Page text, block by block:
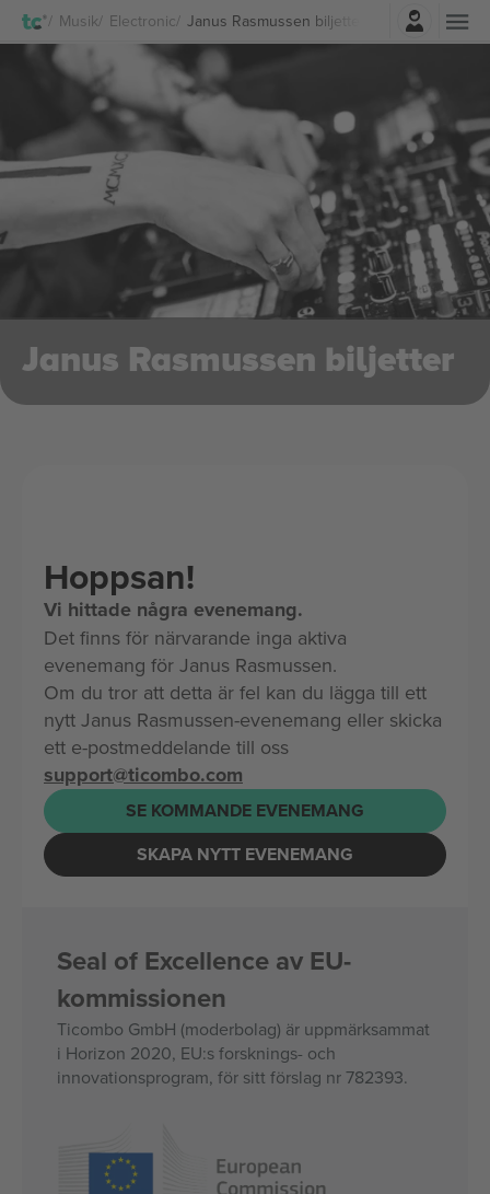
Musik Electronic Janus Rasmussen biljetter
Logga in
Janus Rasmussen biljetter
Hoppsan!
Vi hittade några evenemang.
Det finns för närvarande inga aktiva
evenemang för Janus Rasmussen.
Om du tror att detta är fel kan du lägga till ett
nytt Janus Rasmussen-evenemang eller skicka
ett e-postmeddelande till oss
support@ticombo.com
SE KOMMANDE EVENEMANG
SKAPA NYTT EVENEMANG
Seal of Excellence av EU-
kommissionen
Ticombo GmbH (moderbolag) är uppmärksammat
i Horizon 2020, EU:s forsknings- och
innovationsprogram, för sitt förslag nr 782393.